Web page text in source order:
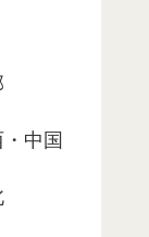
中国